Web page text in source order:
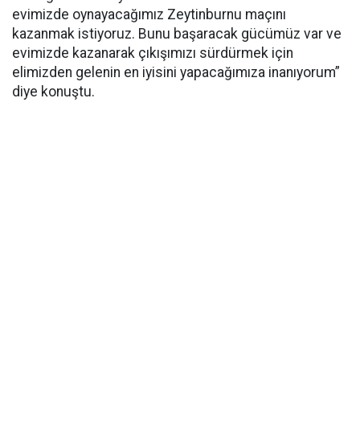
evimizde oynayacağımız Zeytinburnu maçını
kazanmak istiyoruz. Bunu başaracak gücümüz var ve
evimizde kazanarak çıkışımızı sürdürmek için
elimizden gelenin en iyisini yapacağımıza inanıyorum”
diye konuştu.